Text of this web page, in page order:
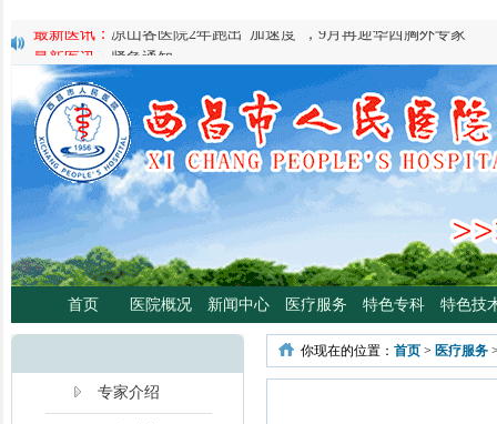
最新医讯： 紧急通知
最新医讯：好消息！四川大学华西医院泌尿外科专家魏强教授来院
最新医讯：西昌市人民总医院携手省科学普及专委会开展卫生下乡
宣传活动
最新医讯：
西昌市人民医院耳鼻咽喉头颈外科将于3月3日开展“全国
日”义诊活动
最新医讯： 重磅消息！2月21日起，四川大学华西医院泌尿外科魏强
将定期到西昌市人民医院开展门诊、手术
最新医讯：
西昌市人民医院胃肠肿瘤专病门诊开诊！
最新医讯：西昌市人民医院开展日间蓝光治疗门诊 轻度“小黄人”，
分离、不住院就能照蓝光啦！
最新医讯：
好消息！西昌市人民医院高压氧舱运行啦
最新医讯：【义诊预告】西昌市人民医院大型义诊活动，5月7日约
最新医讯：凉山各医院2年跑出“加速度”，9月再迎华西胸外专家
首页 医院概况 新闻中心 医疗服务 特色专科 特色技
专家介绍
你现在的位置： 首页 > 医疗服务